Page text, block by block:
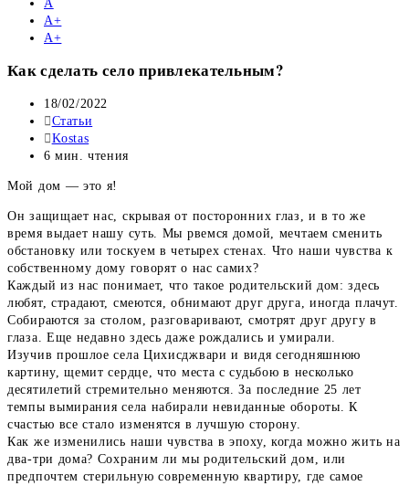
А
А+
А+
Как сделать село привлекательным?
Запись
опубликована:
18/02/2022
Рубрика
записи:
Статьи
Автор
записи:
Kostas
Время
6 мин. чтения
Мой дом — это я!
Он защищает нас, скрывая от посторонних глаз, и в то же
время выдает нашу суть. Мы рвемся домой, мечтаем сменить
обстановку или тоскуем в четырех стенах. Что наши чувства к
собственному дому говорят о нас самих?
Каждый из нас понимает, что такое родительский дом: здесь
любят, страдают, смеются, обнимают друг друга, иногда плачут.
Собираются за столом, разговаривают, смотрят друг другу в
глаза. Еще недавно здесь даже рождались и умирали.
Изучив прошлое села Цихисджвари и видя сегодняшнюю
картину, щемит сердце, что места с судьбою в несколько
десятилетий стремительно меняются. За последние 25 лет
темпы вымирания села набирали невиданные обороты. К
счастью все стало изменятся в лучшую сторону.
Как же изменились наши чувства в эпоху, когда можно жить на
два-три дома? Сохраним ли мы родительский дом, или
предпочтем стерильную современную квартиру, где самое